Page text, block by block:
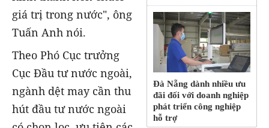
Đà Nẵng dành nhiều ưu
đãi đối với doanh nghiệp
phát triển công nghiệp
hỗ trợ
giá trị trong nước", ông
Tuấn Anh nói.
Theo Phó Cục trưởng
Cục Đầu tư nước ngoài,
ngành dệt may cần thu
hút đầu tư nước ngoài